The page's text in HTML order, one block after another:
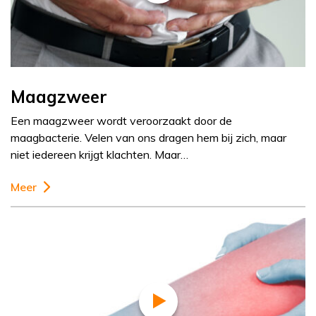
Maagzweer
Een maagzweer wordt veroorzaakt door de
maagbacterie. Velen van ons dragen hem bij zich, maar
niet iedereen krijgt klachten. Maar…
Meer